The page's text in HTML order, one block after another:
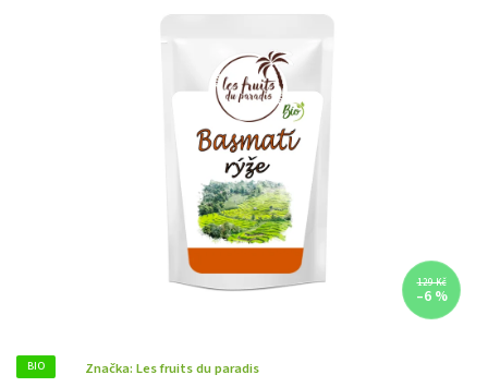
129 Kč
–6 %
BIO Značka: Les fruits du paradis